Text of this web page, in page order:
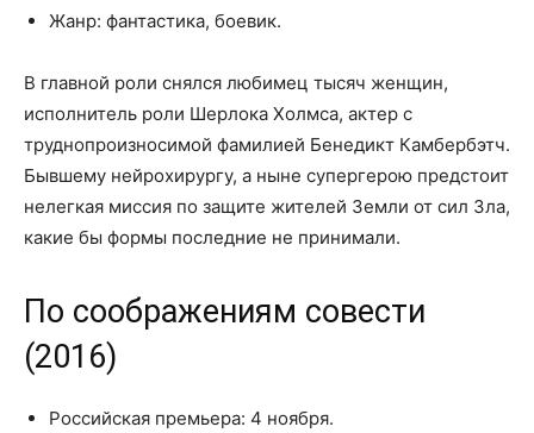
Жанр: фантастика, боевик.
В главной роли снялся любимец тысяч женщин,
исполнитель роли Шерлока Холмса, актер с
труднопроизносимой фамилией Бенедикт Камбербэтч.
Бывшему нейрохирургу, а ныне супергерою предстоит
нелегкая миссия по защите жителей Земли от сил Зла,
какие бы формы последние не принимали.
По соображениям совести
(2016)
Российская премьера: 4 ноября.